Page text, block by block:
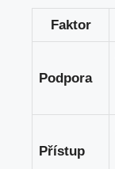
Faktor
Podpora
Přístup